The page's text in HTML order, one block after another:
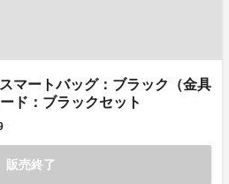
マートバッグ：ブラック（金具
ド：ブラックセット
販売終了